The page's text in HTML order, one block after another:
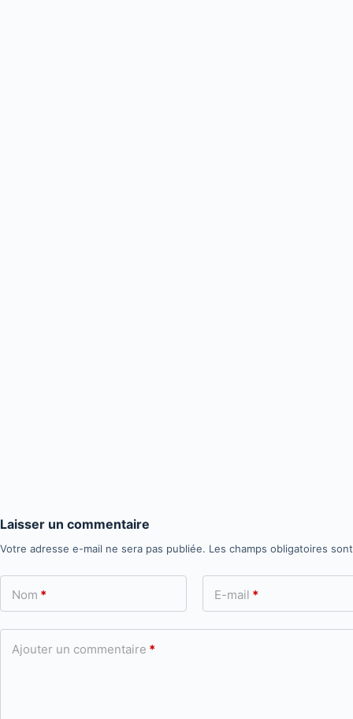
Laisser un commentaire
Votre adresse e-mail ne sera pas publiée. Les champs obligatoires
Nom * E-mail *
Ajouter un commentaire *